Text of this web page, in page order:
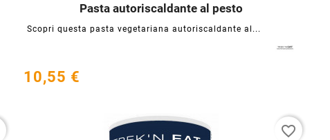
Pasta autoriscaldante al pesto
Scopri questa pasta vegetariana autoriscaldante al...
   
10,55 €
favorite_border